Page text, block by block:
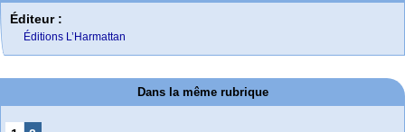
Éditeur :
Éditions L’Harmattan
Dans la même rubrique